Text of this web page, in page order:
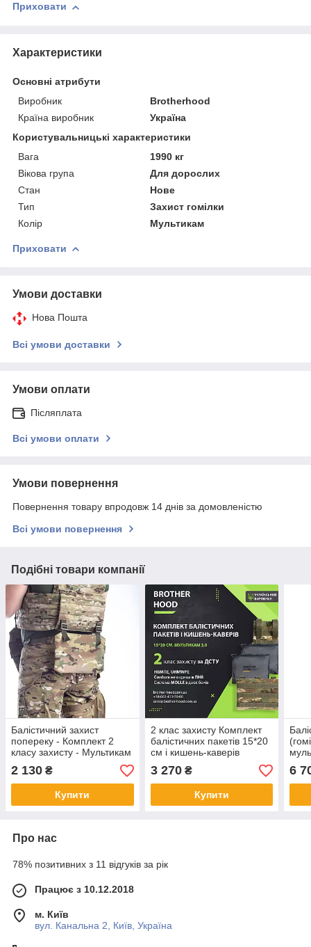
Приховати
Характеристики
Основні атрибути
Виробник
Brotherhood
Країна виробник
Україна
Користувальницькі характеристики
Вага
1990 кг
Вікова група
Для дорослих
Стан
Нове
Тип
Захист гомілки
Колір
Мультикам
Приховати
Умови доставки
Нова Пошта
Всі умови доставки
Умови оплати
Післяплата
Всі умови оплати
Умови повернення
Повернення товару впродовж 14 днів за домовленістю
Всі умови повернення
Подібні товари компанії
Балістичний захист
попереку - Комплект 2
класу захисту - Мультикам
2.0
2 130 ₴
Купити
2 клас захисту Комплект
балістичних пакетів 15*20
см і кишень-каверів
мультикам 2.0 НВМПЕ
UHMWPE
3 270₴
Купити
6
Про нас
78% позитивних з 11 відгуків за рік
Працює з 10.12.2018
м. Київ
вул. Канальна 2, Київ, Україна